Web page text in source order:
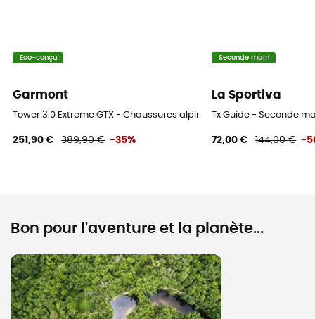
Eco-conçu
Garmont
Tower 3.0 Extreme GTX - Chaussures alpinisme
251,90 € 389,90 € -35%
Seconde main
La Sportiva
Tx Guide - Seconde
72,00 € 144,00 € -
Bon pour l'aventure et la planète...